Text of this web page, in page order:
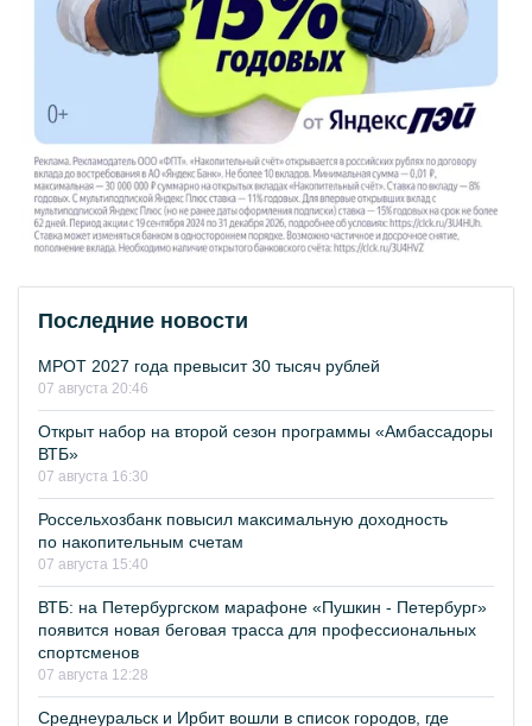
Последние новости
МРОТ 2027 года превысит 30 тысяч рублей
07 августа 20:46
Открыт набор на второй сезон программы «Амбассадоры
ВТБ»
07 августа 16:30
Россельхозбанк повысил максимальную доходность
по накопительным счетам
07 августа 15:40
ВТБ: на Петербургском марафоне «Пушкин - Петербург»
появится новая беговая трасса для профессиональных
спортсменов
07 августа 12:28
Среднеуральск и Ирбит вошли в список городов, где